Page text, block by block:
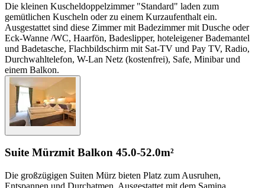
Die kleinen Kuscheldoppelzimmer "Standard" laden zum
gemütlichen Kuscheln oder zu einem Kurzaufenthalt ein.
Ausgestattet sind diese Zimmer mit Badezimmer mit Dusche oder
Eck-Wanne /WC, Haarfön, Badeslipper, hoteleigener Bademantel
und Badetasche, Flachbildschirm mit Sat-TV und Pay TV, Radio,
Durchwahltelefon, W-Lan Netz (kostenfrei), Safe, Minibar und
einem Balkon.
Suite Mürzmit Balkon 45.0-52.0m²
Die großzügigen Suiten Mürz bieten Platz zum Ausruhen,
Entspannen und Durchatmen. Ausgestattet mit dem Samina